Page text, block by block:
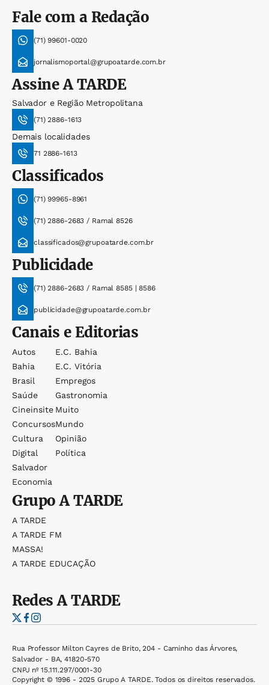
Fale com a Redação
(71) 99601-0020
jornalismoportal@grupoatarde.com.br
AssineA TARDE
Salvador e Região Metropolitana
(71) 2886-1613
Demais localidades
71 2886-1613
Classificados
(71) 99965-8961
(71) 2886-2683 / Ramal 8526
classificados@grupoatarde.com.br
Publicidade
(71) 2886-2683 / Ramal 8585 | 8586
publicidade@grupoatarde.com.br
Canais e Editorias
Autos
Bahia
Brasil
Saúde
Cineinsite
Concursos
Cultura
Digital
Salvador
Economia
E.c. Bahia
E.c. Vitória
Empregos
Gastronomia
Muito
Mundo
Opinião
Política
GrupoA TARDE
A TARDE
A TARDE FM
MASSA!
A TARDE EDUCAÇÃO
RedesA TARDE
Rua Professor Milton Cayres de Brito, 204 - Caminho das Árvores,
Salvador - BA, 41820-570
CNPJ nº 15.111.297/0001-30
Copyright © 1996 - 2025 Grupo A TARDE. Todos os direitos reservados.